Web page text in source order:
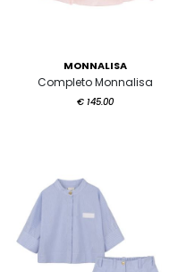
MONNALISA
Completo Monnalisa
€ 145.00